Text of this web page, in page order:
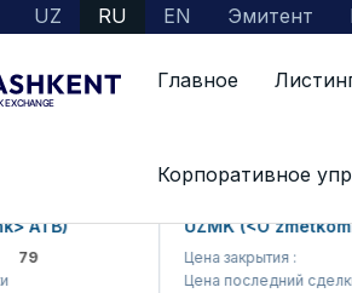
UZ RU EN Эмитент
Главное
Корпоративное
Информация о
UZMK
Цена закрытия :
Цена последний сделки